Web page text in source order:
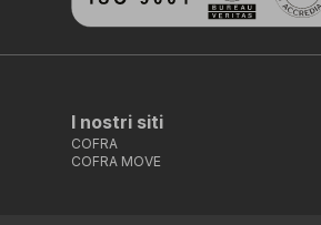
I nostri siti
COFRA
COFRA MOVE